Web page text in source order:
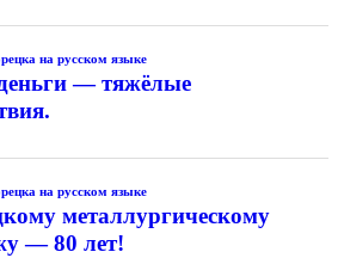
на русском языке
— тяжёлые
на русском языке
металлургическому
— 80 лет!